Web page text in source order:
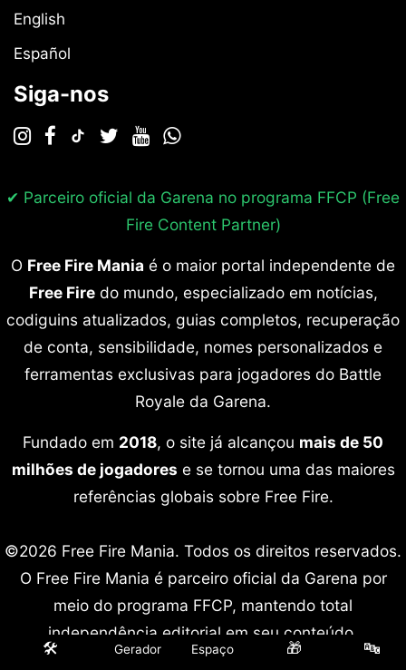
English
Español
Siga-nos
✔ Parceiro oficial da Garena no programa FFCP (Free
Fire Content Partner)
O Free Fire Mania é o maior portal independente de
Free Firedo mundo, especializado em notícias,
codiguins atualizados, guias completos, recuperação
de conta, sensibilidade, nomes personalizados e
ferramentas exclusivas para jogadores do Battle
Royale da Garena.
Fundado em 2018, o site já alcançou mais de 50
milhões de jogadores e se tornou uma das maiores
referências globais sobre Free Fire.
©2026 Free Fire Mania. Todos os direitos reservados.
O Free Fire Mania é parceiro oficial da Garena por
meio do programa FFCP, mantendo total
independência editorial em seu conteúdo.
Free Fire é marca registrada da Garena International.
🛠️
Gerador
Espaço
🎁 🔤